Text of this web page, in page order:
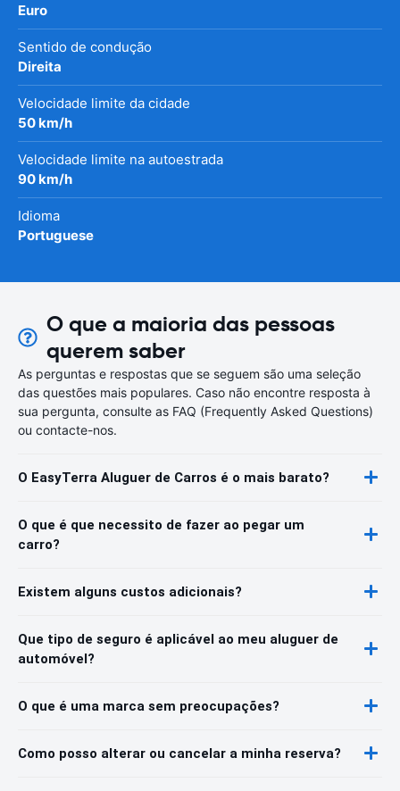
Euro
Sentido de condução
Direita
Velocidade limite da cidade
50 km/h
Velocidade limite na autoestrada
90 km/h
Idioma
Portuguese
O que a maioria das pessoas
querem saber
As perguntas e respostas que se seguem são uma seleção
das questões mais populares. Caso não encontre resposta à
sua pergunta, consulte as FAQ (Frequently Asked Questions)
ou contacte-nos.
O EasyTerra Aluguer de Carros é o mais barato?
O que é que necessito de fazer ao pegar um
carro?
Existem alguns custos adicionais?
Que tipo de seguro é aplicável ao meu aluguer de
automóvel?
O que é uma marca sem preocupações?
Como posso alterar ou cancelar a minha reserva?